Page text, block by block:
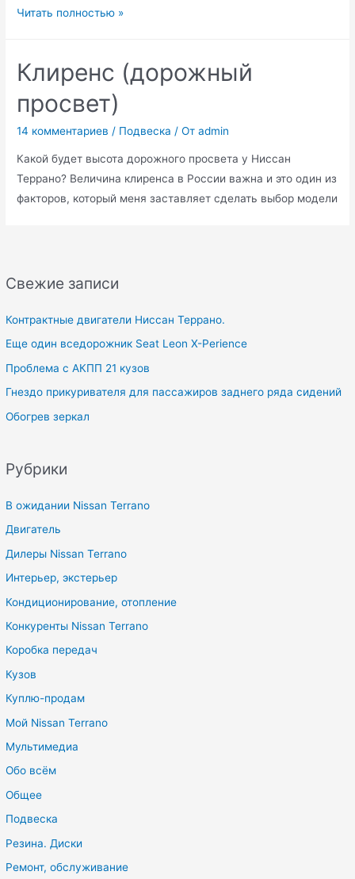
Свежие записи
Контрактные двигатели Ниссан Террано.
Еще один вседорожник Seat Leon X-Perience
Проблема с АКПП 21 кузов
Гнездо прикуривателя для пассажиров заднего ряда сидений
Обогрев зеркал
Рубрики
В ожидании Nissan Terrano
Двигатель
Дилеры Nissan Terrano
Интерьер, экстерьер
Кондиционирование, отопление
Конкуренты Nissan Terrano
Коробка передач
Кузов
Куплю-продам
Мой Nissan Terrano
Мультимедиа
Обо всём
Общее
Подвеска
Резина. Диски
Ремонт, обслуживание
Подвеска
Читать полностью »
Клиренс (дорожный
просвет)
14 комментариев / Подвеска / От admin
Какой будет высота дорожного просвета у Ниссан
Террано? Величина клиренса в России важна и это один из
факторов, который меня заставляет сделать выбор модели